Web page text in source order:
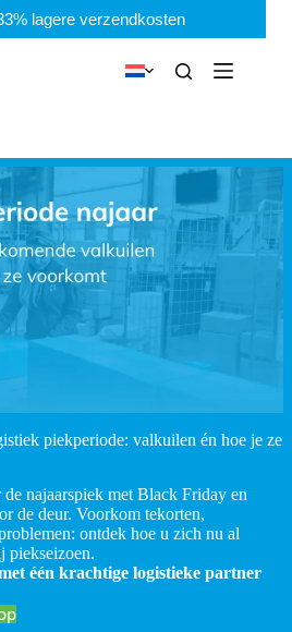
lagere verzendkosten
piekperiode: valkuilen én hoe je ze
najaarspiek met Black Friday en
de deur. Voorkom tekorten,
ontdek hoe u zich nu al
piekseizoen.
één krachtige logistieke partner